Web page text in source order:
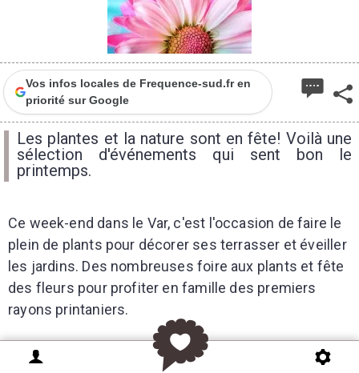
Vos infos locales de Frequence-sud.fr en
priorité sur Google
Les plantes et la nature sont en fête! Voilà une
sélection d'événements qui sent bon le
printemps.
Ce week-end dans le Var, c'est l'occasion de faire le
plein de plants pour décorer ses terrasser et éveiller
les jardins. Des nombreuses foire aux plants et fête
des fleurs pour profiter en famille des premiers
rayons printaniers.